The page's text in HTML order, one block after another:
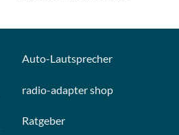
Auto-Lautsprecher
radio-adapter shop
Ratgeber